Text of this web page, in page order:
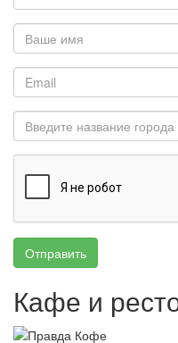
Отправить
Кафе и